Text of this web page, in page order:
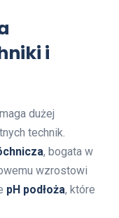
i
dużej
technik.
, bogata w
wzrostowi
pH podłoża, które